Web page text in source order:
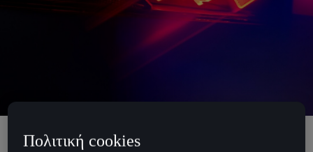
Πολιτική cookies